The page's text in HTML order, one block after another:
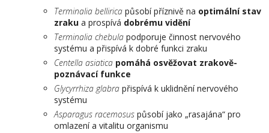
Terminalia bellirica působí příznivě na optimální stav
zraku a prospívá dobrému vidění
Terminalia chebula podporuje činnost nervového
systému a přispívá k dobré funkci zraku
Centella asiatica pomáhá osvěžovat zrakově-
poznávací funkce
Glycyrrhiza glabra přispívá k uklidnění nervového
systému
Asparagus racemosus působí jako „rasajána“ pro
omlazení a vitalitu organismu